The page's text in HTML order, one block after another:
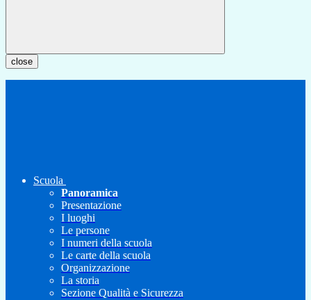
close
Scuola
Panoramica
Presentazione
I luoghi
Le persone
I numeri della scuola
Le carte della scuola
Organizzazione
La storia
Sezione Qualità e Sicurezza